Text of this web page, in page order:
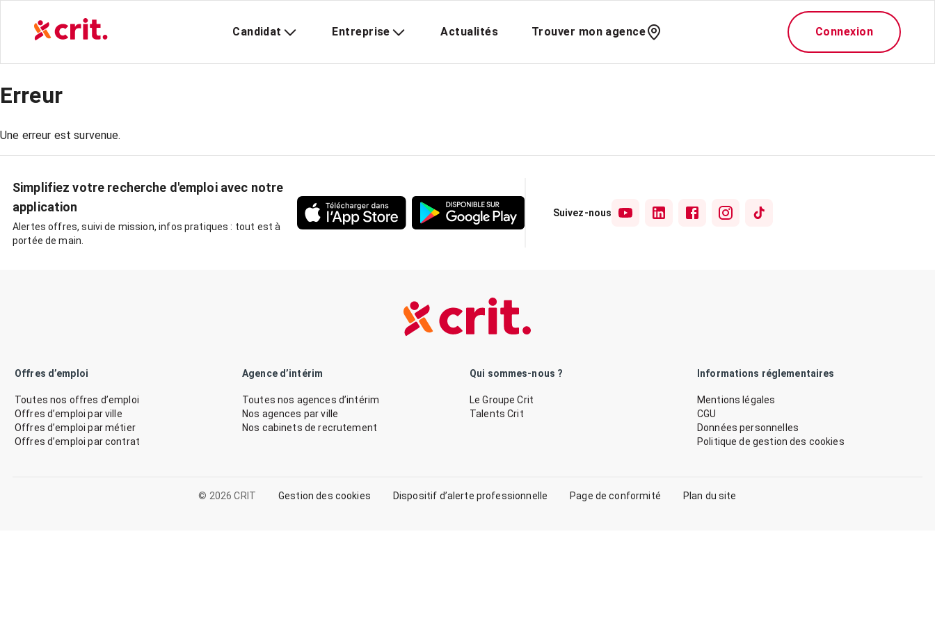
Candidat Entreprise Actualités Trouver mon agence Connexion
Erreur
Une erreur est survenue.
Simplifiez votre recherche d'emploi avec notre
application
Alertes offres, suivi de mission, infos pratiques : tout est à
portée de main.
Suivez-nous
Offres d’emploi
Toutes nos offres d’emploi
Offres d’emploi par ville
Offres d’emploi par métier
Offres d’emploi par contrat
Agence d’intérim
Toutes nos agences d’intérim
Nos agences par ville
Nos cabinets de recrutement
Qui sommes-nous ?
Le Groupe Crit
Talents Crit
Informations réglementaires
Mentions légales
CGU
Données personnelles
Politique de gestion des cookies
© 2026 CRIT Gestion des cookies Dispositif d’alerte professionnelle Page de conformité Plan du site